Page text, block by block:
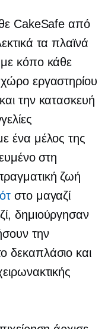
CakeSafe από
τα πλαϊνά
κόπο κάθε
εργαστηρίου
την κατασκευή
ένα μέλος της
στη
ζωή
στο μαγαζί
δημιούργησαν
την
δεκαπλάσιο και